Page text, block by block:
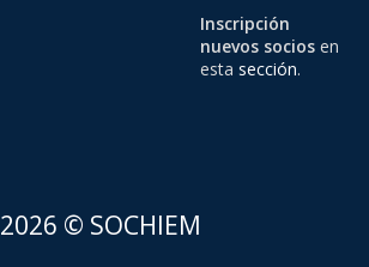
Inscripción
nuevos sociosen
esta sección.
2026 © SOCHIEM